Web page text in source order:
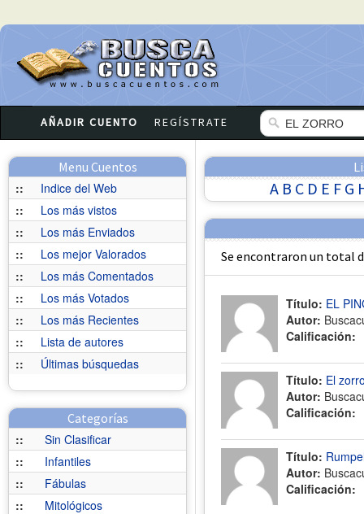
AÑADIR CUENTO REGÍSTRATE
Menu Cuentos
::
Indice del Web
::
Los más vistos
::
Los más Enviados
::
Los mejor Valorados
::
Los más Comentados
::
Los más Votados
::
Los más Recientes
::
Lista de autores
::
Últimas búsquedas
Categorías
::
Sin Clasificar
::
Infantiles
::
Fábulas
::
Mitológicos
A B C D E F G
Se encontraron un total
Título: EL
Autor:
Calificación:
Título: El
Autor:
Calificación:
Título:
Autor:
Calificación: